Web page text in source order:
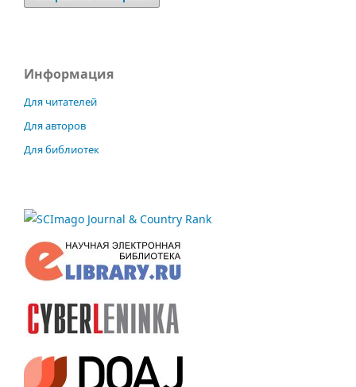
Информация
Для читателей
Для авторов
Для библиотек